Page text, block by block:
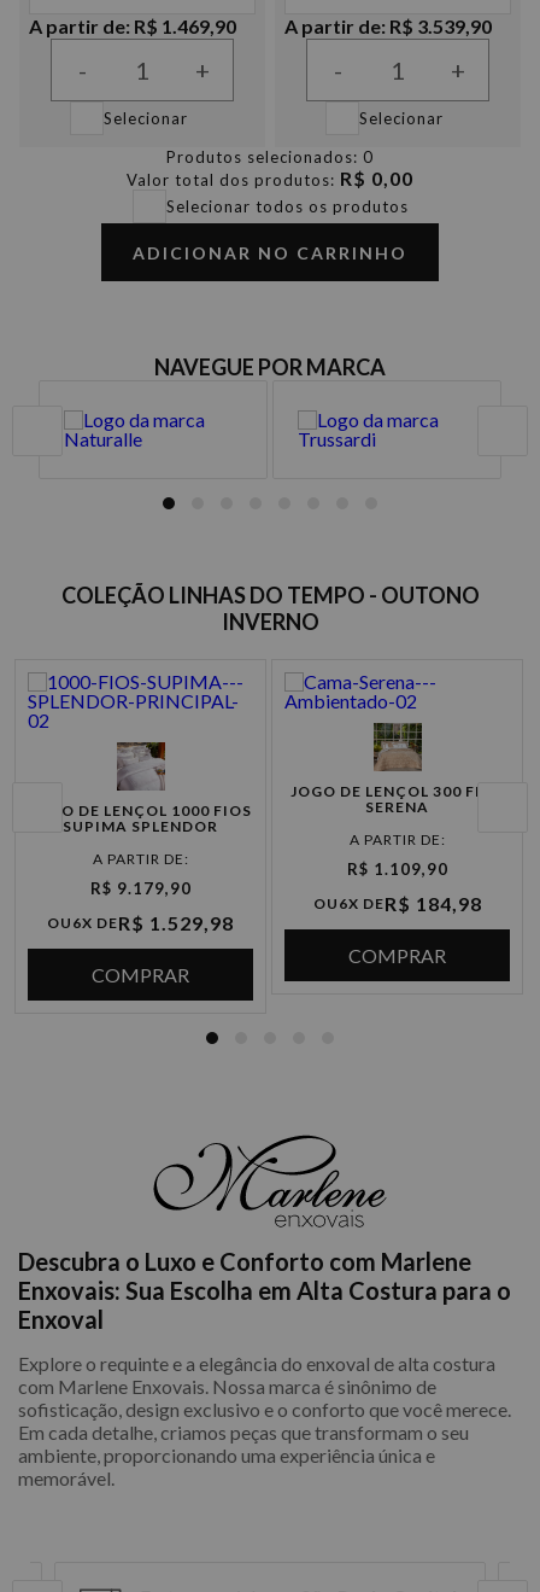
A partir de: R$ 1.469,90
- +
Selecionar
A partir de: R$ 3.539,90
- +
Selecionar
Produtos selecionados: 0
Valor total dos produtos: R$ 0,00
Selecionar todos os produtos
ADICIONAR NO CARRINHO
NAVEGUE POR MARCA
COLEÇÃO LINHAS DO TEMPO - OUTONO
INVERNO
JOGO DE LENÇOL 1000 FIOS
SUPIMA SPLENDOR
R$ 9.179,90
OU 6X DER$ 1.529,98
COMPRAR
JOGO DE LENÇOL 300 FIOS
SERENA
R$ 1.109,90
OU 6X DER$ 184,98
COMPRAR
Descubra o Luxo e Conforto com Marlene
Enxovais: Sua Escolha em Alta Costura para o
Enxoval
Explore o requinte e a elegância do enxoval de alta costura
com Marlene Enxovais. Nossa marca é sinônimo de
sofisticação, design exclusivo e o conforto que você merece.
Em cada detalhe, criamos peças que transformam o seu
ambiente, proporcionando uma experiência única e
memorável.